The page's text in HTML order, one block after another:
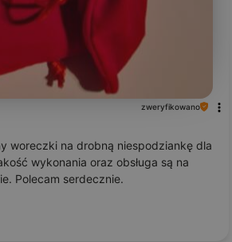
zweryfikowano
woreczki na drobną niespodziankę dla
wykonania oraz obsługa są na
Polecam serdecznie.